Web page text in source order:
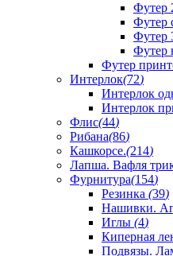
Футер
Футер
Футер
Футер
Футер
Интерлок(72)
Интерлок
Интерлок
Флис(44)
Рибана(86)
Кашкорсе.(214)
Лапша. Вафля
Фурнитура(154)
Резинка (39)
Нашивки.
Иглы (4)
Киперная
Подвязы.